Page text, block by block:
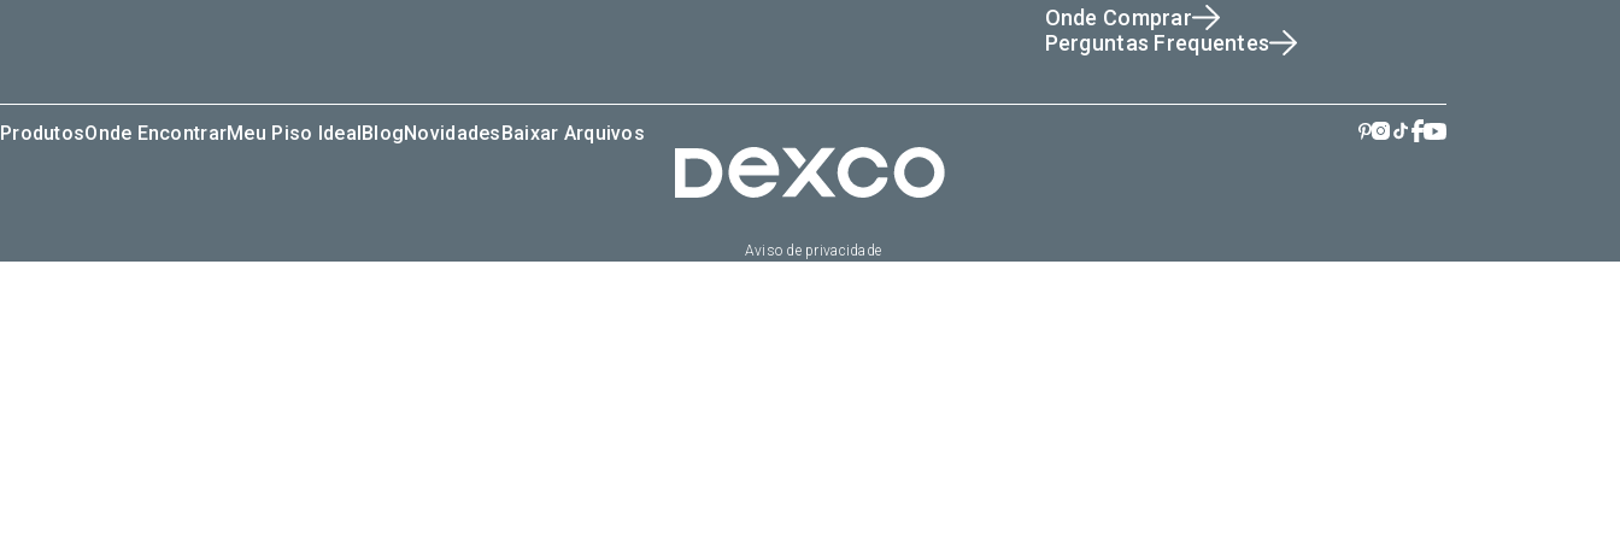
Onde Comprar
Perguntas Frequentes
ProdutosOnde EncontrarMeu Piso IdealBlogNovidadesBaixar Arquivos
Aviso de privacidade